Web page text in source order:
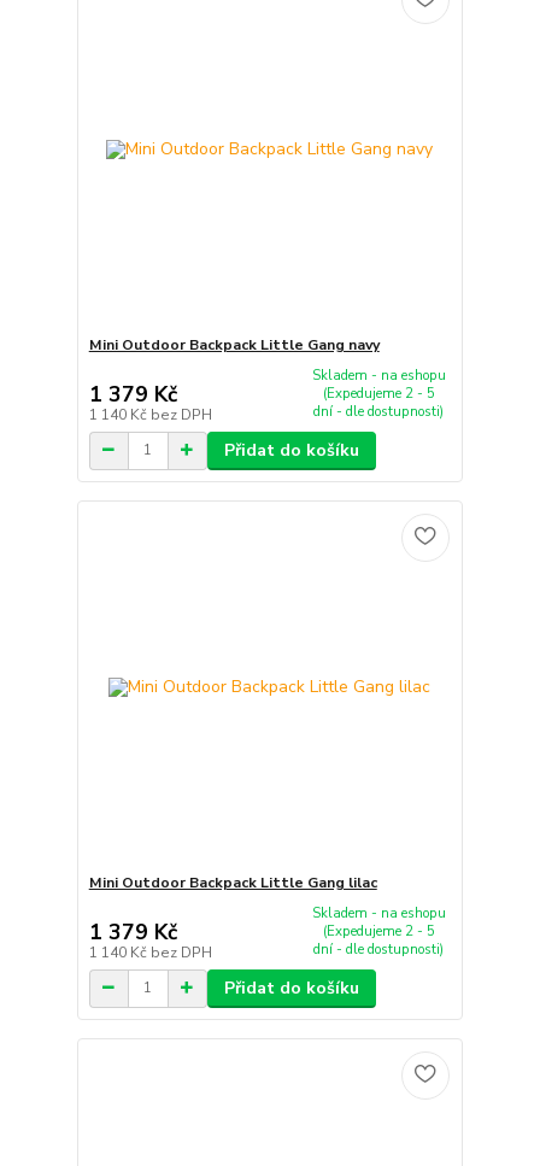
Mini Outdoor Backpack Little Gang navy
1 379 Kč
1 140 Kč bez DPH
Skladem - na eshopu
(Expedujeme 2 - 5
dní - dle dostupnosti)
Přidat do košíku
Mini Outdoor Backpack Little Gang lilac
1 379 Kč
1 140 Kč bez DPH
Skladem - na eshopu
(Expedujeme 2 - 5
dní - dle dostupnosti)
Přidat do košíku